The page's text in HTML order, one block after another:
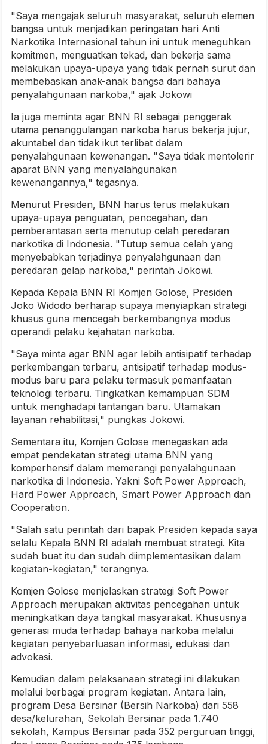
"Saya mengajak seluruh masyarakat, seluruh elemen
bangsa untuk menjadikan peringatan hari Anti
Narkotika Internasional tahun ini untuk meneguhkan
komitmen, menguatkan tekad, dan bekerja sama
melakukan upaya-upaya yang tidak pernah surut dan
membebaskan anak-anak bangsa dari bahaya
penyalahgunaan narkoba," ajak Jokowi
Ia juga meminta agar BNN RI sebagai penggerak
utama penanggulangan narkoba harus bekerja jujur,
akuntabel dan tidak ikut terlibat dalam
penyalahgunaan kewenangan. "Saya tidak mentolerir
aparat BNN yang menyalahgunakan
kewenangannya," tegasnya.
Menurut Presiden, BNN harus terus melakukan
upaya-upaya penguatan, pencegahan, dan
pemberantasan serta menutup celah peredaran
narkotika di Indonesia. "Tutup semua celah yang
menyebabkan terjadinya penyalahgunaan dan
peredaran gelap narkoba," perintah Jokowi.
Kepada Kepala BNN RI Komjen Golose, Presiden
Joko Widodo berharap supaya menyiapkan strategi
khusus guna mencegah berkembangnya modus
operandi pelaku kejahatan narkoba.
"Saya minta agar BNN agar lebih antisipatif terhadap
perkembangan terbaru, antisipatif terhadap modus-
modus baru para pelaku termasuk pemanfaatan
teknologi terbaru. Tingkatkan kemampuan SDM
untuk menghadapi tantangan baru. Utamakan
layanan rehabilitasi," pungkas Jokowi.
Sementara itu, Komjen Golose menegaskan ada
empat pendekatan strategi utama BNN yang
komperhensif dalam memerangi penyalahgunaan
narkotika di Indonesia. Yakni Soft Power Approach,
Hard Power Approach, Smart Power Approach dan
Cooperation.
"Salah satu perintah dari bapak Presiden kepada saya
selalu Kepala BNN RI adalah membuat strategi. Kita
sudah buat itu dan sudah diimplementasikan dalam
kegiatan-kegiatan," terangnya.
Komjen Golose menjelaskan strategi Soft Power
Approach merupakan aktivitas pencegahan untuk
meningkatkan daya tangkal masyarakat. Khususnya
generasi muda terhadap bahaya narkoba melalui
kegiatan penyebarluasan informasi, edukasi dan
advokasi.
Kemudian dalam pelaksanaan strategi ini dilakukan
melalui berbagai program kegiatan. Antara lain,
program Desa Bersinar (Bersih Narkoba) dari 558
desa/kelurahan, Sekolah Bersinar pada 1.740
sekolah, Kampus Bersinar pada 352 perguruan tinggi,